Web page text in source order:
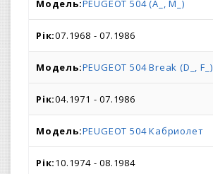
PEUGEOT 504 (A_, M_)
07.1968 - 07.1986
PEUGEOT 504 Break (D_, F_)
04.1971 - 07.1986
PEUGEOT 504 Кабриолет
10.1974 - 08.1984